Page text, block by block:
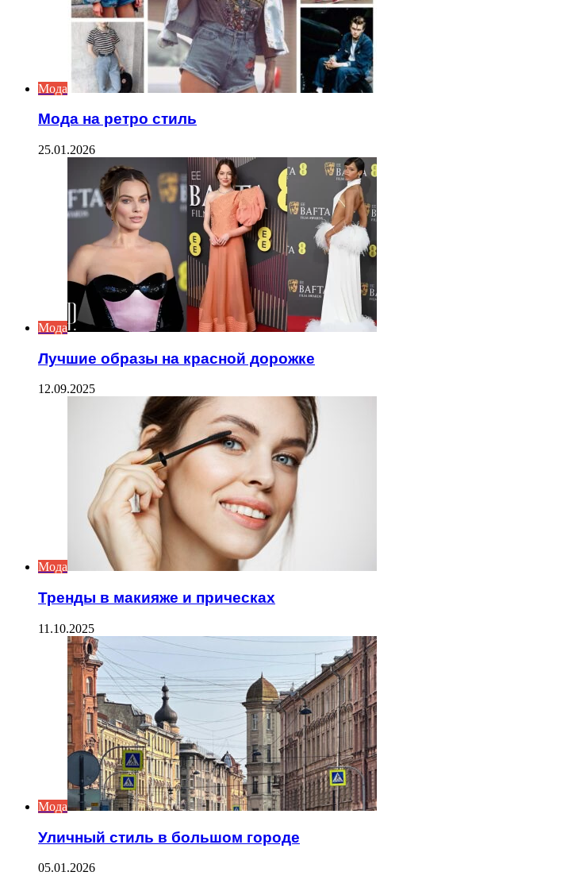
Мода
Мода на ретро стиль
25.01.2026
Мода
Лучшие образы на красной дорожке
12.09.2025
Мода
Тренды в макияже и прическах
11.10.2025
Мода
Уличный стиль в большом городе
05.01.2026